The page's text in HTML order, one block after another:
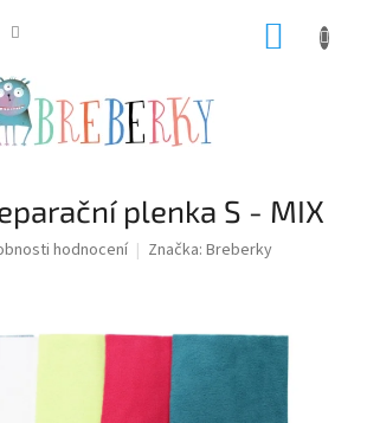
plenka S - MIX
hodnocení Značka: Breberky